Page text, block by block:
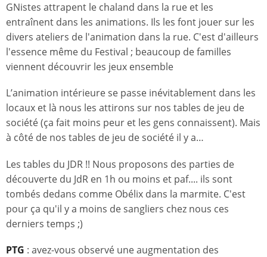
GNistes attrapent le chaland dans la rue et les
entraînent dans les animations. Ils les font jouer sur les
divers ateliers de l'animation dans la rue. C'est d'ailleurs
l'essence même du Festival ; beaucoup de familles
viennent découvrir les jeux ensemble
L’animation intérieure se passe inévitablement dans les
locaux et là nous les attirons sur nos tables de jeu de
société (ça fait moins peur et les gens connaissent). Mais
à côté de nos tables de jeu de société il y a…
Les tables du JDR !! Nous proposons des parties de
découverte du JdR en 1h ou moins et paf.... ils sont
tombés dedans comme Obélix dans la marmite. C'est
pour ça qu'il y a moins de sangliers chez nous ces
derniers temps ;)
PTG : avez-vous observé une augmentation des